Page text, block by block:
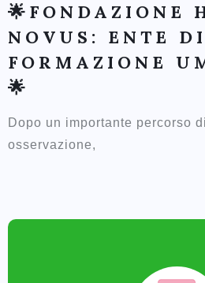
🌟FONDAZIONE
NOVUS: ENTE DI
FORMAZIONE
🌟
Dopo un importante percorso
osservazione,